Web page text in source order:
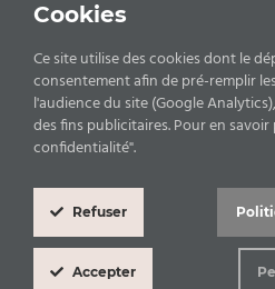
Copyrights © 2026 Comité
Cookie
Box
Cookies
Ce site utilise des cookies dont le
consentement afin de pré-remplir
l'audience du site (Google
des fins publicitaires. Pour en
confidentialité".
Refuser
Accepter